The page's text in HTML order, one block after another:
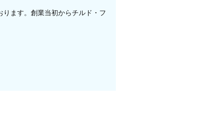
ます。創業当初からチルド・フ